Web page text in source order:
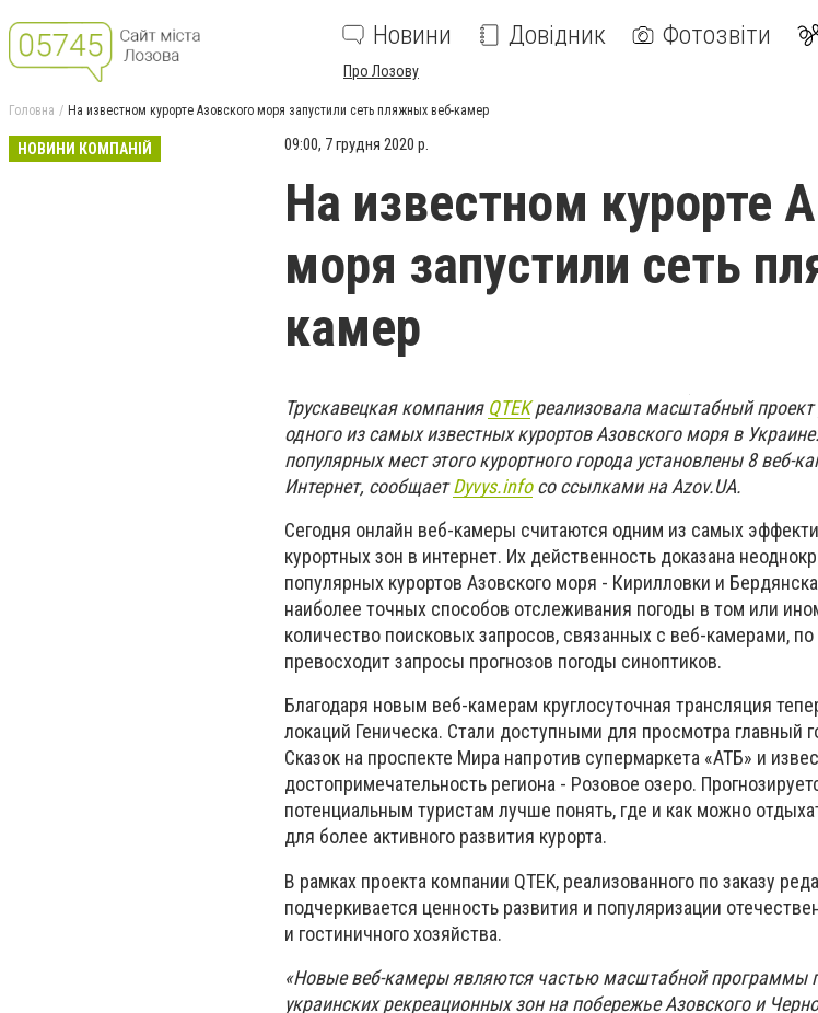
Новини Довідник Фотозвіти
Про Лозову
Головна На известном курорте Азовского моря запустили сеть пляжных веб-камер
НОВИНИ КОМПАНІЙ 09:00, 7 грудня 2020 р.
На известном курорте
моря запустили сеть
камер
Трускавецкая компания QTEKреализовала масштабный проект
одного из самых известных курортов Азовского моря в
популярных мест этого курортного города установлены 8 веб-
Интернет, сообщаетDyvys.infoсо ссылками на Azov.UA.
Сегодня онлайн веб-камеры считаются одним из самых
курортных зон в интернет. Их действенность доказана
популярных курортов Азовского моря - Кирилловки и
наиболее точных способов отслеживания погоды в том или
количество поисковых запросов, связанных с веб-камерами,
превосходит запросы прогнозов погоды синоптиков.
Благодаря новым веб-камерам круглосуточная трансляция
локаций Геническа. Стали доступными для просмотра главный
Сказок на проспекте Мира напротив супермаркета «АТБ» и
достопримечательность региона - Розовое озеро.
потенциальным туристам лучше понять, где и как можно
для более активного развития курорта.
В рамках проекта компании QTEK, реализованного по заказу
подчеркивается ценность развития и популяризации
и гостиничного хозяйства.
«Новые веб-камеры являются частью масштабной программы
украинских рекреационных зон на побережье Азовского и